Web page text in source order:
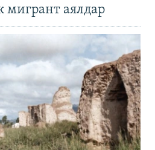
мигрант аялдар